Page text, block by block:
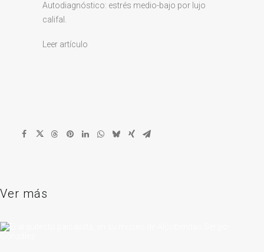
Autodiagnóstico: estrés medio-bajo por lujo
califal.
Leer artículo
Ver más